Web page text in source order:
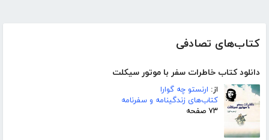
کتاب‌های تصادفی
دانلود کتاب خاطرات سفر با موتور سیکلت
از: ارنستو چه گوارا
کتاب‌های زندگینامه و سفرنامه
۷۳ صفحه